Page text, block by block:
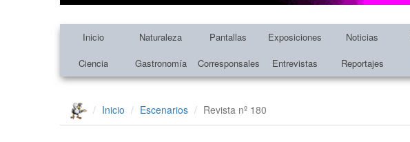
Inicio Naturaleza Pantallas Exposiciones Noticias
Ciencia
Gastronomía Corresponsales Entrevistas Reportajes
Inicio Escenarios Revista nº 180